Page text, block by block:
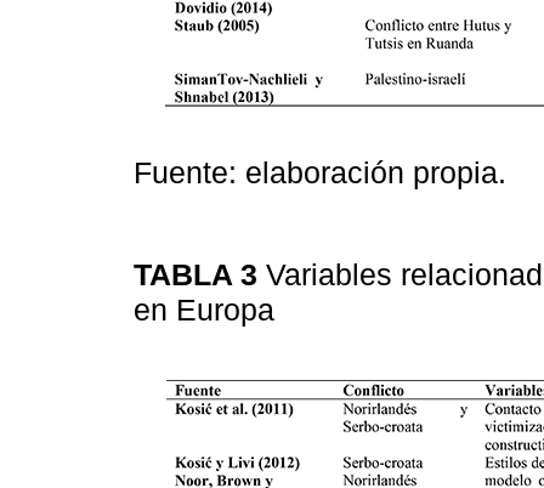
Fuente: elaboración propia.
TABLA 3 Variables
en Europa